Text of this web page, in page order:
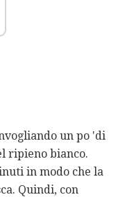
un po 'di
ripieno bianco.
in modo che la
Quindi, con